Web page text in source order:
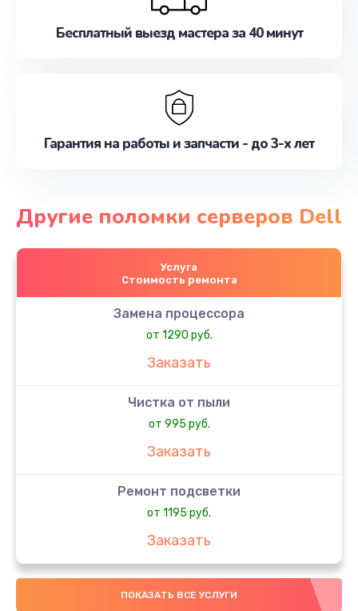
Бесплатный выезд мастера за 40 минут
Гарантия на работы и запчасти - до 3-х лет
Другие поломки серверов Dell
Услуга
Стоимость ремонта
Замена процессора
от 1290 руб.
Заказать
Чистка от пыли
от 995 руб.
Заказать
Ремонт подсветки
от 1195 руб.
Заказать
Замена системы охлаждения
от 1645 руб.
ПОКАЗАТЬ ВСЕ УСЛУГИ